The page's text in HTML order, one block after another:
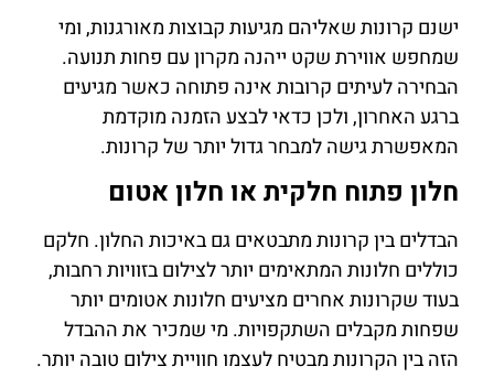
ישנם קרונות שאליהם מגיעות קבוצות מאורגנות, ומי
שמחפש אווירת שקט ייהנה מקרון עם פחות תנועה.
הבחירה לעיתים קרובות אינה פתוחה כאשר מגיעים
ברגע האחרון, ולכן כדאי לבצע הזמנה מוקדמת
המאפשרת גישה למבחר גדול יותר של קרונות.
חלון פתוח חלקית או חלון אטום
הבדלים בין קרונות מתבטאים גם באיכות החלון. חלקם
כוללים חלונות המתאימים יותר לצילום בזוויות רחבות,
בעוד שקרונות אחרים מציעים חלונות אטומים יותר
שפחות מקבלים השתקפויות. מי שמכיר את ההבדל
הזה בין הקרונות מבטיח לעצמו חוויית צילום טובה יותר.